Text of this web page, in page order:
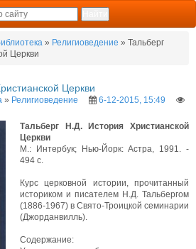
» Религиоведение » Тальберг
Церкви
Церкви
» Религиоведение
6-12-2015, 15:49
Тальберг Н.Д. История Христианской
Церкви
М.: Интербук; Нью-Йорк: Астра, 1991. -
494 с.
Курс церковной истории, прочитанный
историком и писателем Н.Д. Тальбергом
(1886-1967) в Свято-Троицкой семинарии
(Джорданвилль).
Содержание: